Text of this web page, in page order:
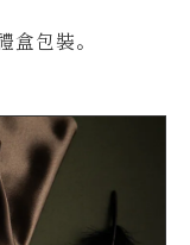
包裝。